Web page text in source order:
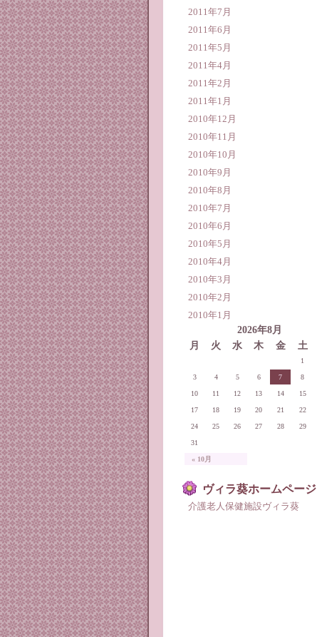
2011年7月
2011年6月
2011年5月
2011年4月
2011年2月
2011年1月
2010年12月
2010年11月
2010年10月
2010年9月
2010年8月
2010年7月
2010年6月
2010年5月
2010年4月
2010年3月
2010年2月
2010年1月
2026年8月
月
火 水 木 金 土
« 10月
1
3 4 5 6 7 8
10 11 12 13 14 15
17 18 19 20 21 22
24 25 26 27 28 29
31
ヴィラ葵ホームページ
介護老人保健施設ヴィラ葵